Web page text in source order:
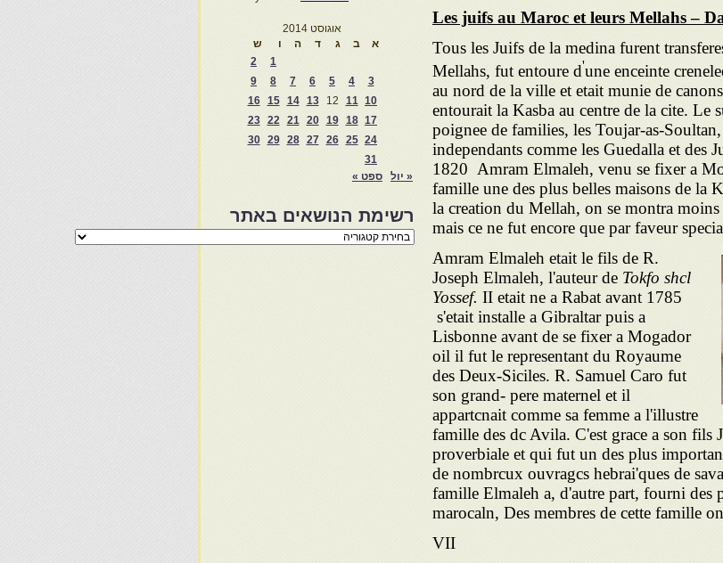
Les juifs au Maroc et leurs Mellahs –
Tous les Juifs de la medina furent
Mellahs, fut entoure d'une enceinte
au nord de la ville et etait munie de
entourait la Kasba au centre de la cite.
poignee de families, les Toujar-as-
independants comme les Guedalla et des
1820 Amram Elmaleh, venu se fixer a
famille une des plus belles maisons de la
la creation du Mellah, on se montra moins
mais ce ne fut encore que par faveur
Amram Elmaleh etait le fils de R.
Joseph Elmaleh, l'auteur de Tokfo shcl
Yossef. II etait ne a Rabat avant 1785
s'etait installe a Gibraltar puis a
Lisbonne avant de se fixer a Mogador
oil il fut le representant du Royaume
des Deux-Siciles. R. Samuel Caro fut
son grand- pere maternel et il
appartcnait comme sa femme a l'illustre
famille des dc Avila. C'est grace a son fils
proverbiale et qui fut un des plus
de nombrcux ouvragcs hebrai'ques de
famille Elmaleh a, d'autre part, fourni des
marocaln, Des membres de cette famille
VII
אוגוסט 2014
א
ב ג ד ה ו
ש
1
2
3
4
5
6
7
8
9
10
11
12
13
14
15
16
17
18
19
20
21
22
23
24
25
26
27
28
29
30
31
« יול
ספט »
רשימת הנושאים באתר
רשימת
הנושאים